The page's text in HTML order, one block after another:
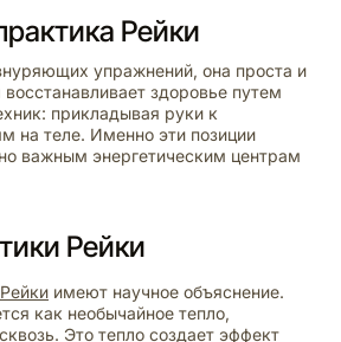
Рейки
упражнений, она проста и
здоровье путем
прикладывая руки к
на теле. Именно эти позиции
важным энергетическим центрам
Рейки
имеют научное объяснение.
как необычайное тепло,
Это тепло создает эффект